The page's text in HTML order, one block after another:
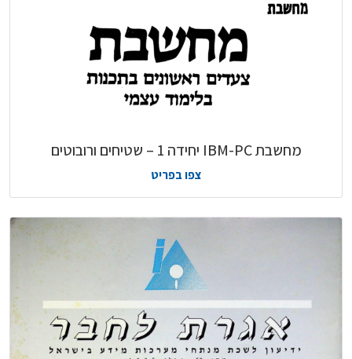
מחשבת IBM-PC יחידה 1 – שטיחים ורובוטים
צפו בפריט